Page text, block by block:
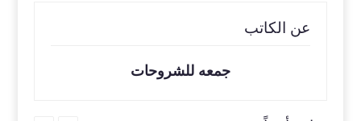
عن الكاتب
جمعه للشروحات